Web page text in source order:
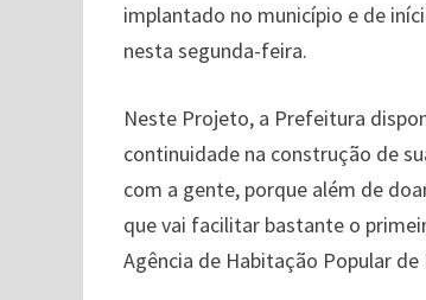
implantado no município e de
nesta segunda-feira.
Neste Projeto, a Prefeitura
continuidade na construção de
com a gente, porque além de
que vai facilitar bastante o
Agência de Habitação Popular